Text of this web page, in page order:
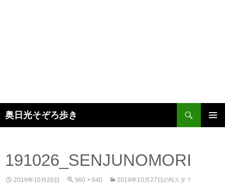
奥日光そぞろ歩き
索
ン
ツ
へ
191026_SENJUNOMORI
2019年10月26日 960 × 640 2019年10月27日のNスタ？